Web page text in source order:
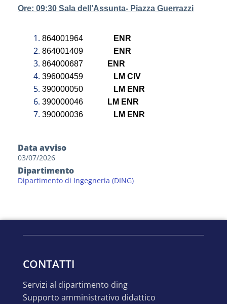
Ore: 09:30 Sala dell’Assunta- Piazza Guerrazzi
864001964
ENR
864001409
ENR
864000687
ENR
396000459
LM CIV
390000050
LM ENR
390000046
LM ENR
390000036
LM ENR
Data avviso
03/07/2026
Dipartimento
Dipartimento di Ingegneria (DING)
CONTATTI
servizi al dipartimento ding
supporto amministrativo didattico